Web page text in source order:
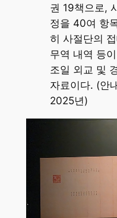
권 19책으로,
정을 40여 항
히 사절단의
무역 내역 등
조일 외교 및
자료이다. (안
2025년)